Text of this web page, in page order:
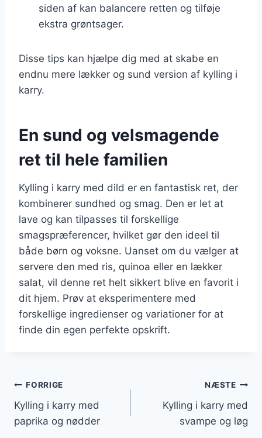
siden af kan balancere retten og tilføje
ekstra grøntsager.
Disse tips kan hjælpe dig med at skabe en
endnu mere lækker og sund version af kylling i
karry.
En sund og velsmagende
ret til hele familien
Kylling i karry med dild er en fantastisk ret, der
kombinerer sundhed og smag. Den er let at
lave og kan tilpasses til forskellige
smagspræferencer, hvilket gør den ideel til
både børn og voksne. Uanset om du vælger at
servere den med ris, quinoa eller en lækker
salat, vil denne ret helt sikkert blive en favorit i
dit hjem. Prøv at eksperimentere med
forskellige ingredienser og variationer for at
finde din egen perfekte opskrift.
Indlægsnavigation
FORRIGE
Kylling i karry med
paprika og nødder
NÆSTE
Kylling i karry med
svampe og løg